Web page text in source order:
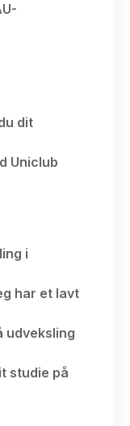
dit
Uniclub
i
har et lavt
udveksling
studie på